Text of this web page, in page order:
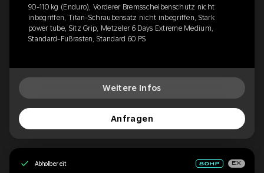
90-110 kg (Enduro), Vorderer Bremsscheibenschutz nicht
inbegriffen, Titan-Schraubensatz nicht inbegriffen, Stark
power tube, Sitz Grip, Metzeler 6 Days Extreme Medium,
Standard-Fußrasten, Standard 60 PS
Weitere Infos
Anfragen
Abholbereit EX